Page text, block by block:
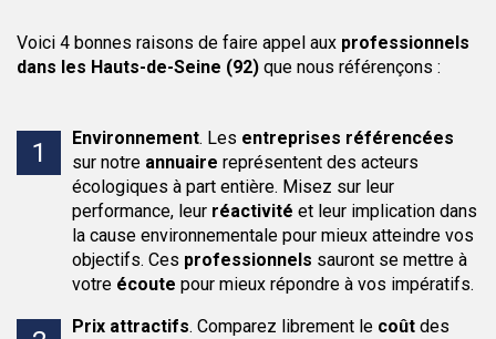
Voici 4 bonnes raisons de faire appel aux professionnels
dans les Hauts-de-Seine (92) que nous référençons :
Environnement. Les entreprises référencées
sur notre annuaire représentent des acteurs
écologiques à part entière. Misez sur leur
performance, leur réactivité et leur implication dans
la cause environnementale pour mieux atteindre vos
objectifs. Ces professionnels sauront se mettre à
votre écoute pour mieux répondre à vos impératifs.
Prix attractifs. Comparez librement le coût des